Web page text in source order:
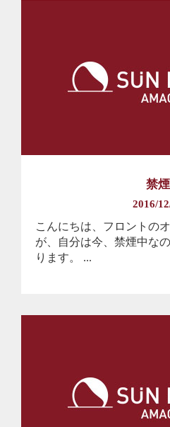
禁煙
2016/
こんにちは、フロントの
が、自分は今、禁煙中な
ります。 ...